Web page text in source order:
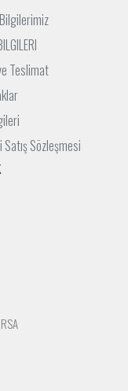
Teslimat
Sözleşmesi